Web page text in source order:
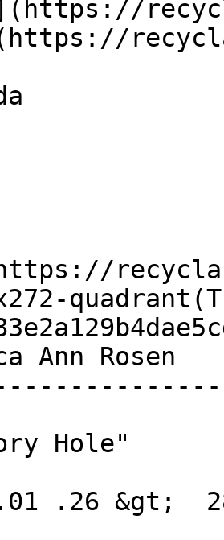
Ann Rosen